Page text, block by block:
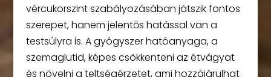
vércukorszint szabályozásában játszik fontos
szerepet, hanem jelentős hatással van a
testsúlyra is. A gyógyszer hatóanyaga, a
szemaglutid, képes csökkenteni az étvágyat
és növelni a teltségérzetet, ami hozzájárulhat